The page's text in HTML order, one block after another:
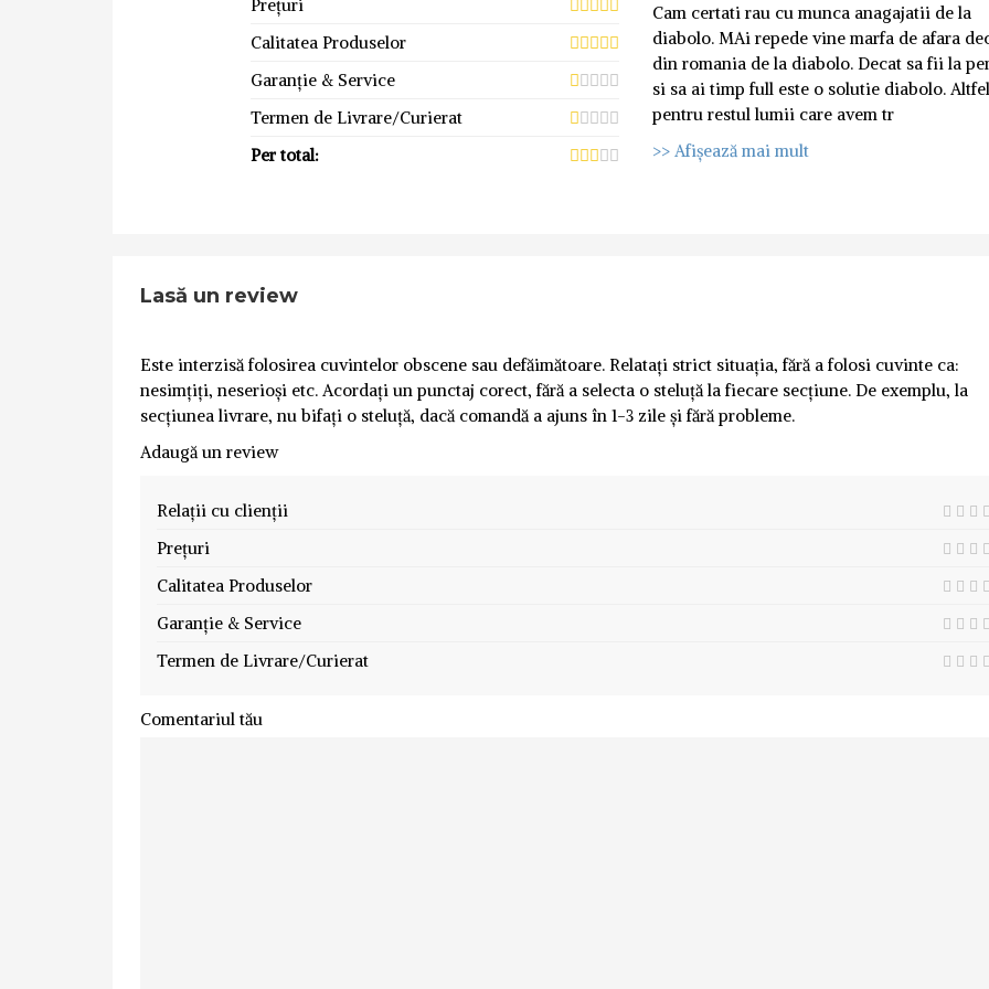
Prețuri
Calitatea Produselor
Garanție & Service
Termen de Livrare/Curierat
Per total:
Cam certati rau cu munca anagajatii de la
diabolo. MAi repede vine marfa de afara
din romania de la diabolo. Decat sa fii la
si sa ai timp full este o solutie diabolo. Altfel
pentru restul lumii care avem tr
>> Afișează mai mult
Lasă un review
Este interzisă folosirea cuvintelor obscene sau defăimătoare. Relatați strict situația, fără a folosi cuvinte ca:
nesimțiți, neserioși etc. Acordați un punctaj corect, fără a selecta o steluță la fiecare secțiune. De exemplu, la
secțiunea livrare, nu bifați o steluță, dacă comandă a ajuns în 1-3 zile și fără probleme.
Adaugă un review
Relații cu clienții
Prețuri
Calitatea Produselor
Garanție & Service
Termen de Livrare/Curierat
Comentariul tău